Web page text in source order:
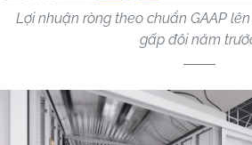
Lợi nhuận ròng theo chuẩn GAAP
gấp đôi năm